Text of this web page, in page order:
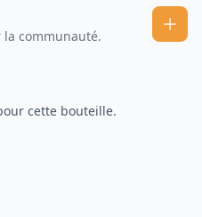
la communauté.
cette bouteille.